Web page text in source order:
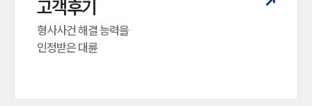
고객후기
형사사건 해결 능력을
인정받은 대륜